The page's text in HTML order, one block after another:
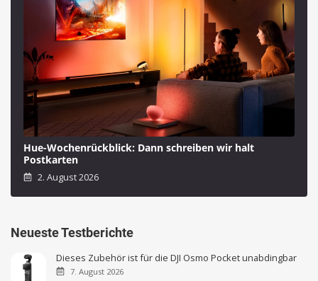
Hue-Wochenrückblick: Dann schreiben wir halt
Postkarten
2. August 2026
Neueste Testberichte
Dieses Zubehör ist für die DJI Osmo Pocket unabdingbar
7. August 2026